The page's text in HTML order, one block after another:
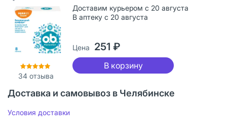
34 отзыва
Доставим курьером с 20 августа
В аптеку с 20 августа
Цена 251 ₽
В корзину
Доставка и самовывоз в Челябинске
Условия доставки